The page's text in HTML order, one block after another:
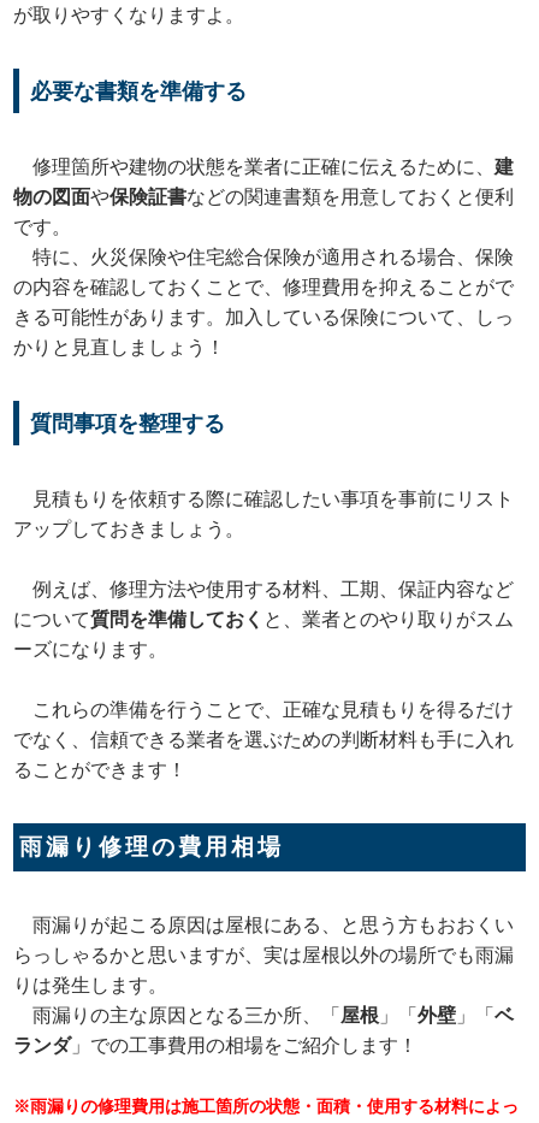
が取りやすくなりますよ。
必要な書類を準備する
修理箇所や建物の状態を業者に正確に伝えるために、建
物の図面や保険証書などの関連書類を用意しておくと便利
です。
特に、火災保険や住宅総合保険が適用される場合、保険
の内容を確認しておくことで、修理費用を抑えることがで
きる可能性があります。加入している保険について、しっ
かりと見直しましょう！
質問事項を整理する
見積もりを依頼する際に確認したい事項を事前にリスト
アップしておきましょう。
例えば、修理方法や使用する材料、工期、保証内容など
について質問を準備しておく と、業者とのやり取りがスム
ーズになります。
これらの準備を行うことで、正確な見積もりを得るだけ
でなく、信頼できる業者を選ぶための判断材料も手に入れ
ることができます！
雨漏り修理の費用相場
雨漏りが起こる原因は屋根にある、と思う方もおおくい
らっしゃるかと思いますが、実は屋根以外の場所でも雨漏
りは発生します。
雨漏りの主な原因となる三か所、「 屋根 」「外壁 」「ベ
ランダ」での工事費用の相場をご紹介します！
※雨漏りの修理費用は施工箇所の状態・面積・使用する材料によっ